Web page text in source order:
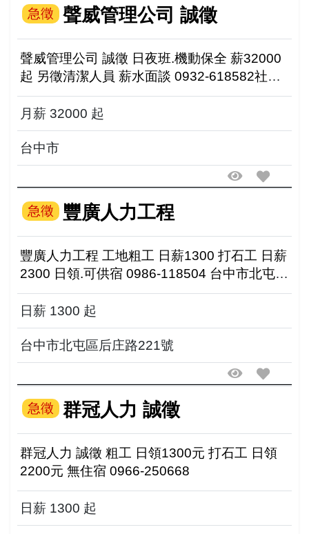
急徵 聲威管理公司 誠徵
聲威管理公司 誠徵 日夜班.機動保全 薪32000
起 另徵清潔人員 薪水面談 0932-618582社區
經理 0915-097799
月薪 32000 起
台中市
急徵 豐廣人力工程
豐廣人力工程 工地粗工 日薪1300 打石工 日薪
2300 日領.可供宿 0986-118504 台中市北屯區
后庄路221號
日薪 1300 起
台中市北屯區后庄路221號
急徵 群冠人力 誠徵
群冠人力 誠徵 粗工 日領1300元 打石工 日領
2200元 無住宿 0966-250668
日薪 1300 起